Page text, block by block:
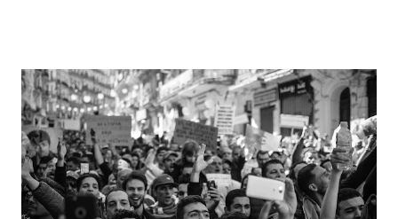
caer en la irregularidad. Residencia para familiares de
ciudadanos españoles : Se ha creado un capítulo específico
para regular la residencia de familiares de españoles,
facilitando su integración. 2. Modificaciones en el Arraigo
Arraigo social : Se reduce el tiempo de residencia mínima
en España de tres años a dos años . Además, se exige